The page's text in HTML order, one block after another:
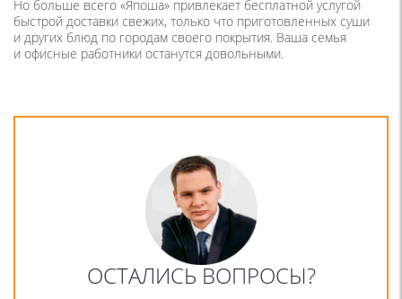
Но больше всего «Япоша» привлекает бесплатной услугой
быстрой доставки свежих, только что приготовленных суши
и других блюд по городам своего покрытия. Ваша семья
и офисные работники останутся довольными.
ОСТАЛИСЬ ВОПРОСЫ?